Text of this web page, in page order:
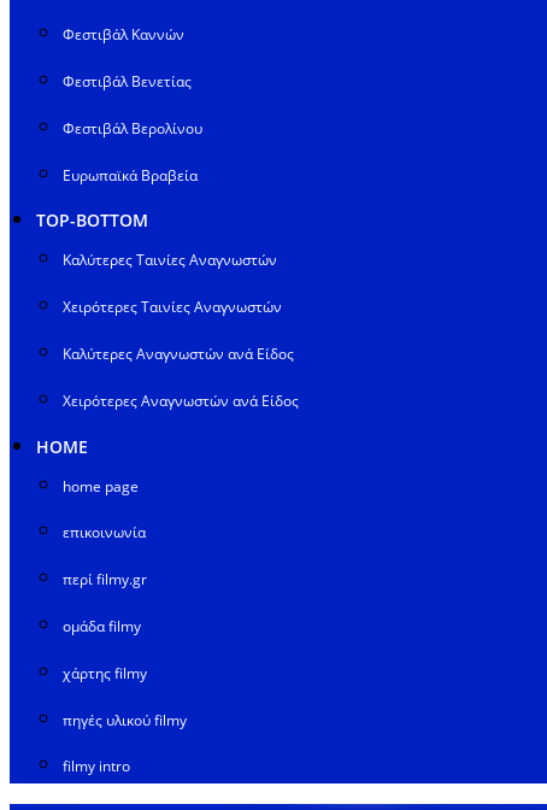
Φεστιβάλ Καννών
Φεστιβάλ Βενετίας
Φεστιβάλ Βερολίνου
Ευρωπαϊκά Βραβεία
TOP-BOTTOM
Καλύτερες Ταινίες Αναγνωστών
Χειρότερες Ταινίες Αναγνωστών
Καλύτερες Αναγνωστών ανά Είδος
Χειρότερες Αναγνωστών ανά Είδος
HOME
home page
επικοινωνία
περί filmy.gr
ομάδα filmy
χάρτης filmy
πηγές υλικού filmy
filmy intro